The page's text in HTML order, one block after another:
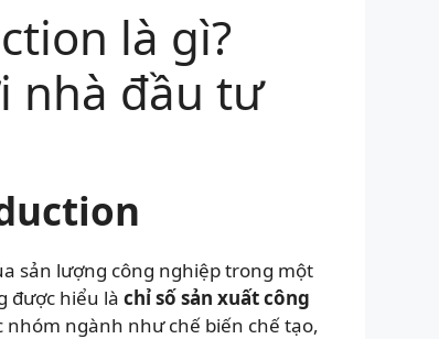
là gì?
nhà đầu tư
sản lượng công nghiệp trong một
được hiểu là chỉ số sản xuất công
nhóm ngành như chế biến chế tạo,